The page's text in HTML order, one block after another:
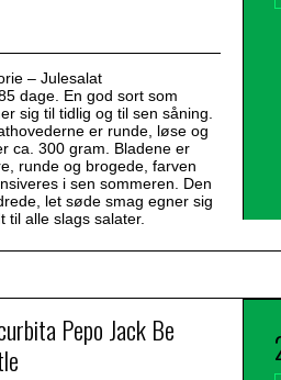
– Julesalat
dage. En god sort som
sig til tidlig og til sen såning.
er runde, løse og
ca. 300 gram. Bladene er
runde og brogede, farven
i sen sommeren. Den
let søde smag egner sig
til alle slags salater.
Pepo Jack Be